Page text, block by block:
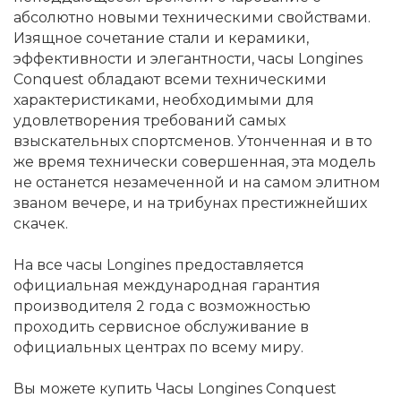
абсолютно новыми техническими свойствами.
Изящное сочетание стали и керамики,
эффективности и элегантности, часы Longines
Conquest обладают всеми техническими
характеристиками, необходимыми для
удовлетворения требований самых
взыскательных спортсменов. Утонченная и в то
же время технически совершенная, эта модель
не останется незамеченной и на самом элитном
званом вечере, и на трибунах престижнейших
скачек.
На все часы Longines предоставляется
официальная международная гарантия
производителя 2 года с возможностью
проходить сервисное обслуживание в
официальных центрах по всему миру.
Вы можете купить Часы Longines Conquest